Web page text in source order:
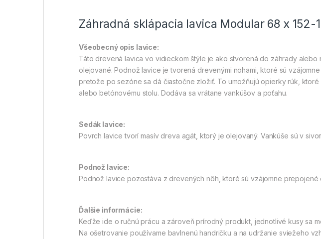
Záhradná sklápacia lavica Modular 68 x 152-
Všeobecný opis lavice:
Táto drevená lavica vo vidieckom štýle je ako stvorená do záhrady
olejované. Podnož lavice je tvorená drevenými nohami, ktoré sú
pretože po sezóne sa dá čiastočne zložiť. To umožňujú opierky rúk,
alebo betónovému stolu. Dodáva sa vrátane vankúšov a poťahu.
Sedák lavice:
Povrch lavice tvorí masív dreva agát, ktorý je olejovaný. Vankúše sú v
Podnož lavice:
Podnož lavice pozostáva z drevených nôh, ktoré sú vzájomne prepojené
Ďalšie informácie:
Keďže ide o ručnú prácu a zároveň prírodný produkt, jednotlivé kusy sa
Na ošetrovanie používame bavlnenú handričku a na udržanie sviežeho